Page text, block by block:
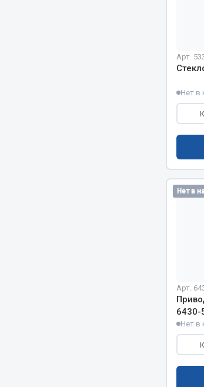
Арт.
Нет в
Нет в
Арт.
6430-
Нет в